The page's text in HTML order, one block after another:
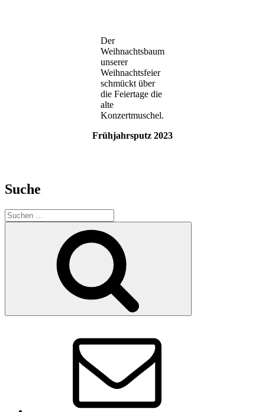
Der
Weihnachtsbaum
unserer
Weihnachtsfeier
schmückt über
die Feiertage die
alte
Konzertmuschel.
Frühjahrsputz 2023
Suche
Suchen
nach: